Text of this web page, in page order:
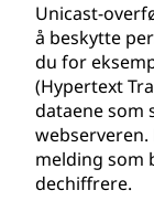
Unicast-
å beskytte
du for
(Hypertext
dataene som
melding som
dechiffrere.